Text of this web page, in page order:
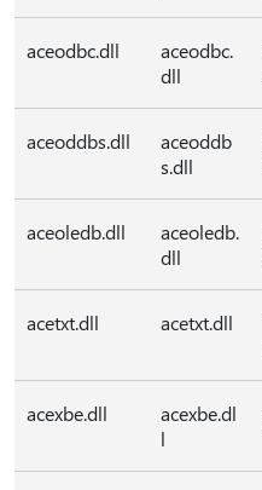
aceodbc.dll
aceodbc.
dll
aceoddbs.dll
aceoddb
s.dll
aceoledb.dll
aceoledb.
dll
acetxt.dll acetxt.dll
acexbe.dll
acexbe.dl
l